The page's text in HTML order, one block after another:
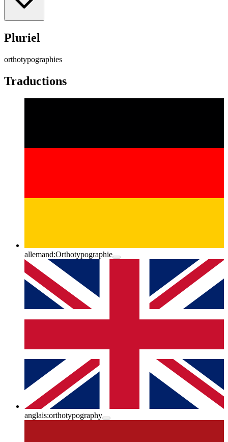
Pluriel
orthotypographies
Traductions
allemand:Orthotypographie
anglais:orthotypography